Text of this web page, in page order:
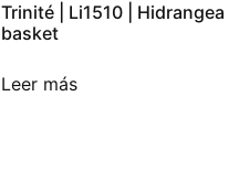
Trinité | Li1510 | Hidrangea
basket
Leer más